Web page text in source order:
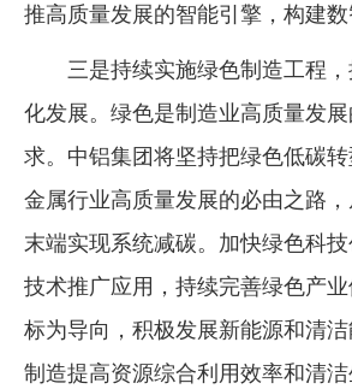
推高质量发展的智能引擎，构建数
三是持续实施绿色制造工程
化发展。绿色是制造业高质量发
求。中铝集团将坚持把绿色低碳
金属行业高质量发展的必由之路，
末端实现系统减碳。加快绿色科
技术推广应用，持续完善绿色产业
标为导向，积极发展新能源和清
制造提高资源综合利用效率和清